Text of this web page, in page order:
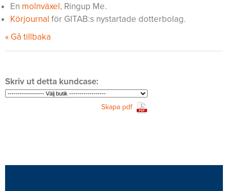
En molnväxel, Ringup Me.
Körjournal för GITAB:s nystartade dotterbolag.
« Gå tillbaka
Skriv ut detta kundcase:
Skapa pdf